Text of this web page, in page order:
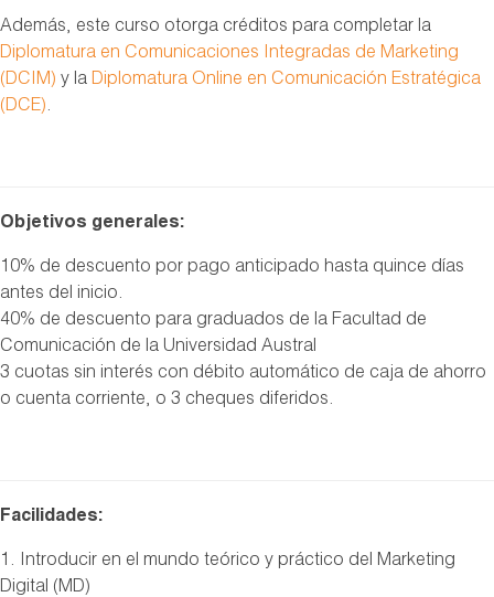
Además, este curso otorga créditos para completar la
Diplomatura en Comunicaciones Integradas de Marketing
(DCIM) y la Diplomatura Online en Comunicación Estratégica
(DCE).
Objetivos generales:
10% de descuento por pago anticipado hasta quince días
antes del inicio.
40% de descuento para graduados de la Facultad de
Comunicación de la Universidad Austral
3 cuotas sin interés con débito automático de caja de ahorro
o cuenta corriente, o 3 cheques diferidos.
Facilidades:
1. Introducir en el mundo teórico y práctico del Marketing
Digital (MD)